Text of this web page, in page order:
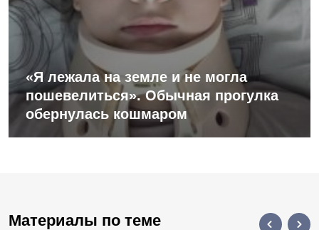
«Я лежала на земле и не могла
пошевелиться». Обычная прогулка
обернулась кошмаром
Материалы по теме